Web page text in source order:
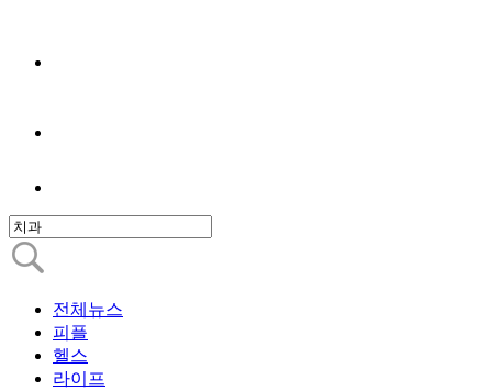
전체뉴스
피플
헬스
라이프